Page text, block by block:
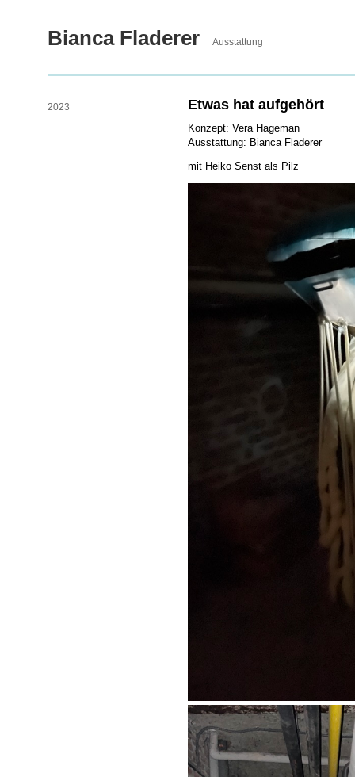
Bianca Fladerer Ausstattung
2023 Etwas hat aufgehört
Konzept: Vera Hageman
Ausstattung: Bianca Fladerer
mit Heiko Senst als Pilz